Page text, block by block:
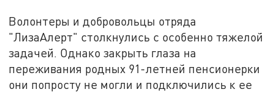
Волонтеры и добровольцы отряда
"ЛизаАлерт" столкнулись с особенно тяжелой
задачей. Однако закрыть глаза на
переживания родных 91-летней пенсионерки
они попросту не могли и подключились к ее